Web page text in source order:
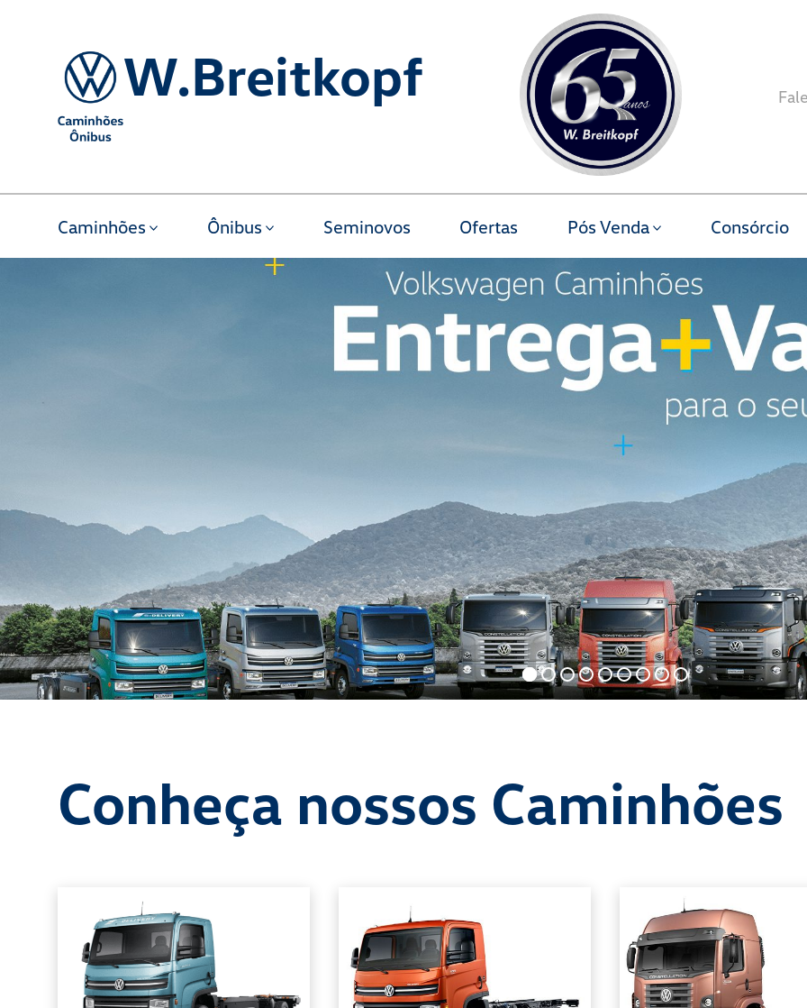
W.Breitkopf
Caminhões Ônibus Seminovos Ofertas Pós Venda Consórcio
Conheça nossos Caminhões